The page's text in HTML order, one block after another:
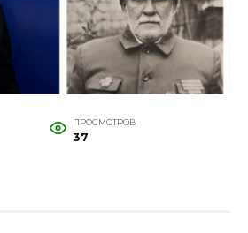
ПРОСМОТРОВ
37